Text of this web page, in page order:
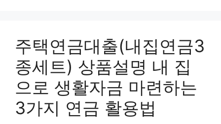
주택연금대출(내집연금3
종세트) 상품설명 내 집
으로 생활자금 마련하는
3가지 연금 활용법